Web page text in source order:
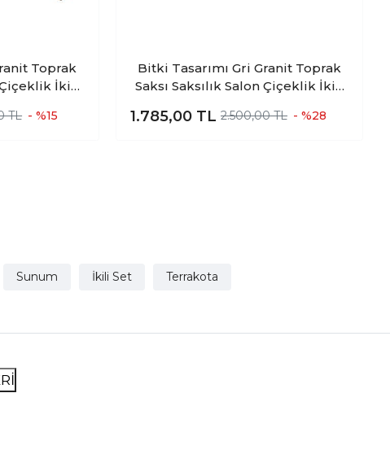
Toprak
Çiçeklik İkili
TL - %15
Bitki Tasarımı Gri Granit Toprak
Saksı Saksılık Salon Çiçeklik İkili
1.785,00 TL 2.500,00 TL - %28
Sunum İkili Set Terrakota